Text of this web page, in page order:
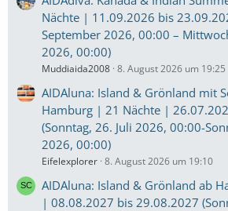
Nächte | 11.09.2026 bis
September 2026, 00:00 –
2026, 00:00)
Muddiaida2008 8. August 2026 um 19:25
AIDAluna: Island & Grönland mit
Hamburg | 21 Nächte |
(Sonntag, 26. Juli 2026, 00:00-
2026, 00:00)
Eifelexplorer 8. August 2026 um 19:10
AIDAluna: Island & Grönland ab
| 08.08.2027 bis 29.08.2027